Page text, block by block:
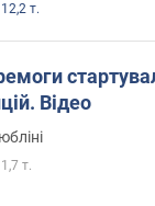
12,2 т.
Відео
1,7 т.